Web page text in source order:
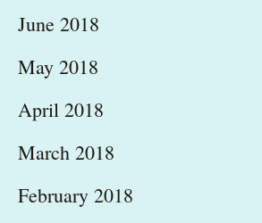
June 2018
May 2018
April 2018
March 2018
February 2018